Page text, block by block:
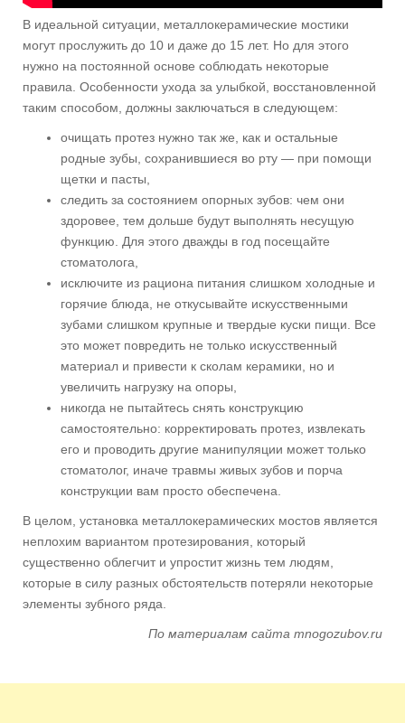
В идеальной ситуации, металлокерамические мостики
могут прослужить до 10 и даже до 15 лет. Но для этого
нужно на постоянной основе соблюдать некоторые
правила. Особенности ухода за улыбкой, восстановленной
таким способом, должны заключаться в следующем:
очищать протез нужно так же, как и остальные
родные зубы, сохранившиеся во рту — при помощи
щетки и пасты,
следить за состоянием опорных зубов: чем они
здоровее, тем дольше будут выполнять несущую
функцию. Для этого дважды в год посещайте
стоматолога,
исключите из рациона питания слишком холодные и
горячие блюда, не откусывайте искусственными
зубами слишком крупные и твердые куски пищи. Все
это может повредить не только искусственный
материал и привести к сколам керамики, но и
увеличить нагрузку на опоры,
никогда не пытайтесь снять конструкцию
самостоятельно: корректировать протез, извлекать
его и проводить другие манипуляции может только
стоматолог, иначе травмы живых зубов и порча
конструкции вам просто обеспечена.
В целом, установка металлокерамических мостов является
неплохим вариантом протезирования, который
существенно облегчит и упростит жизнь тем людям,
которые в силу разных обстоятельств потеряли некоторые
элементы зубного ряда.
По материалам сайта mnogozubov.ru